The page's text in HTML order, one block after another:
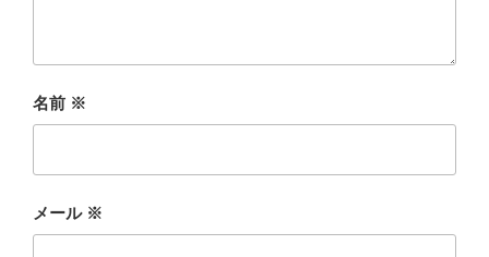
名前 ※
メール ※